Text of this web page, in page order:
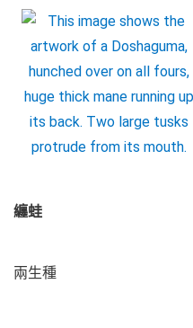
纏蛙
兩生種